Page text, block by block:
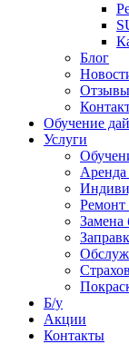
Блог
Отзывы
Обучение
Услуги
Аренда
Ремонт
Замена
Б/у
Акции
Контакты